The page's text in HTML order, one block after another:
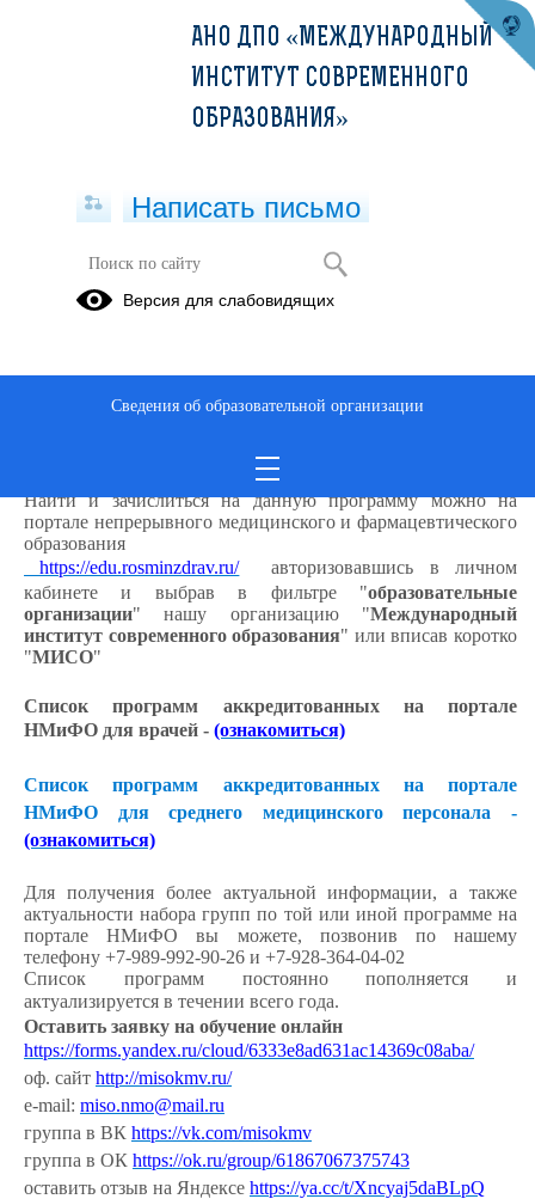
Актуальные вопросы медицинской
системы (36ч)
Описание образовательной программы
Найти и зачислиться на данную программу можно на
портале непрерывного медицинского и фармацевтического
образования
https://edu.rosminzdrav.ru/авторизовавшись в личном
кабинете и выбрав в фильтре "образовательные
организации" нашу организацию "Международный
институт современного образования" или вписав коротко
"МИСО"
Список программ аккредитованных на портале
НМиФО для врачей - (ознакомиться)
Список программ аккредитованных на портале
НМиФО для среднего медицинского персонала -
(ознакомиться)
Для получения более актуальной информации, а также
актуальности набора групп по той или иной программе на
портале НМиФО вы можете, позвонив по нашему
телефону +7-989-992-90-26 и +7-928-364-04-02
Список программ постоянно пополняется и
актуализируется в течении всего года.
Оставить заявку на обучение онлайн
https://forms.yandex.ru/cloud/6333e8ad631ac14369c08aba/
оф. сайт http://misokmv.ru/
e-mail: miso.nmo@mail.ru
группа в ВК https://vk.com/misokmv
группа в ОК https://ok.ru/group/61867067375743
оставить отзыв на Яндексе https://ya.cc/t/Xncyaj5daBLpQ
АНО ДПО «МЕЖДУНАРОДНЫЙ
ИНСТИТУТ СОВРЕМЕННОГО
ОБРАЗОВАНИЯ»
Написать письмо
Версия для слабовидящих
Сведения об образовательной организации